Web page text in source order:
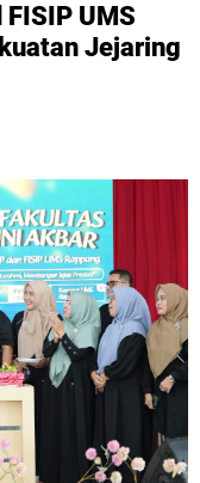
UMS
Jejaring